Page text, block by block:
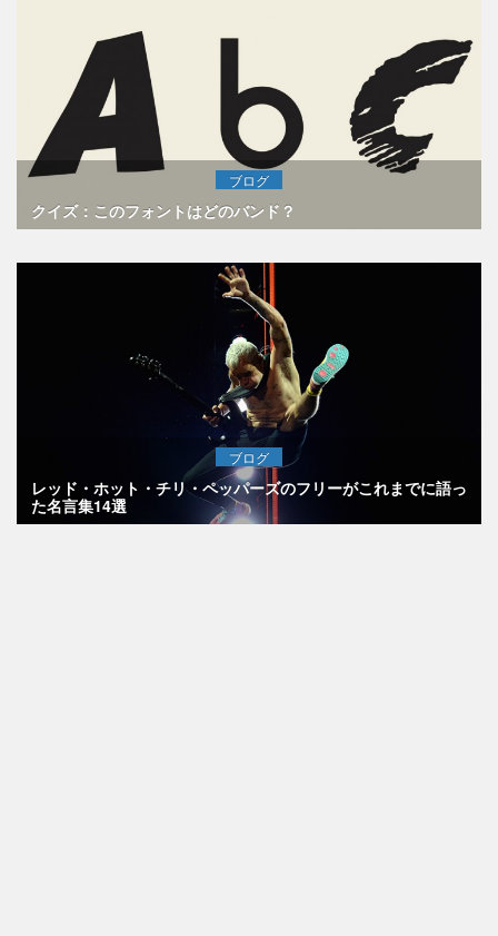
ブログ
クイズ：このフォントはどのバンド？
ブログ
レッド・ホット・チリ・ペッパーズのフリーがこれまでに語っ
た名言集14選